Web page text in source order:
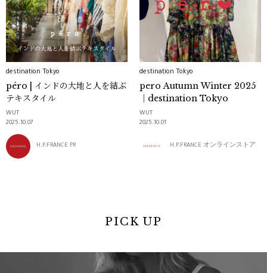
destination Tokyo
péro | インドの大地と人を結ぶ
テキスタイル
WUT
2025.10.07
H.P.FRANCE PR
destination Tokyo
pero Autumn Winter 2025
｜destination Tokyo
WUT
2025.10.01
H.P.FRANCE オンラインストア
PICK UP